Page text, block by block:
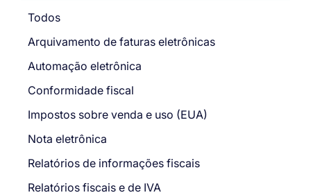
Todos
Arquivamento de faturas eletrônicas
Automação eletrônica
Conformidade fiscal
Impostos sobre venda e uso (EUA)
Nota eletrônica
Relatórios de informações fiscais
Relatórios fiscais e de IVA